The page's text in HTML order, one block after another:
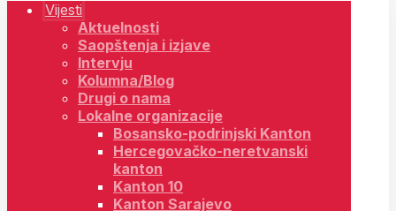
Vijesti
Aktuelnosti
Saopštenja i izjave
Intervju
Kolumna/Blog
Drugi o nama
Lokalne organizacije
Bosansko-podrinjski Kanton
Hercegovačko-neretvanski
kanton
Kanton 10
Kanton Sarajevo